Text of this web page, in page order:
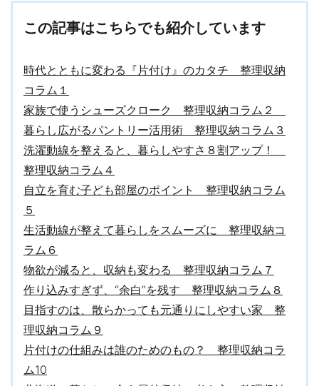
この記事はこちらでも紹介しています
時代とともに変わる『片付け』のカタチ 整理収納
コラム１
家族で使うシューズクローク 整理収納コラム２
暮らし広がるパントリー活用術 整理収納コラム３
洗濯動線を整えると、暮らしやすさ８割アップ！
整理収納コラム４
自立を育む子ども部屋のポイント 整理収納コラム
５
生活動線が整えて暮らしをスムーズに 整理収納コ
ラム６
物欲が減ると、収納も変わる 整理収納コラム７
作り込みすぎず、“余白”を残す 整理収納コラム８
目指すのは、散らかっても元通りにしやすい家 整
理収納コラム９
片付けの仕組みは誰のためのもの？ 整理収納コラ
ム10